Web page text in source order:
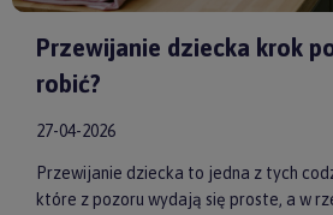
Przewijanie dziecka krok
robić?
27-04-2026
Przewijanie dziecka to jedna z tych
które z pozoru wydają się proste, a w